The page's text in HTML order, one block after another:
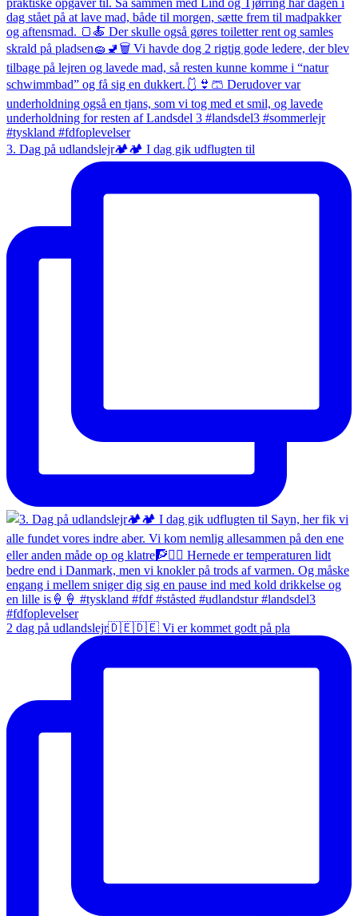
3. Dag på udlandslejr🏕️🏕️ I dag gik udflugten til
2 dag på udlandslejr🇩🇪🇩🇪 Vi er kommet godt på pla